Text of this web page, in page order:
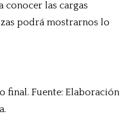
conocer las cargas
podrá mostrarnos lo
final. Fuente: Elaboración